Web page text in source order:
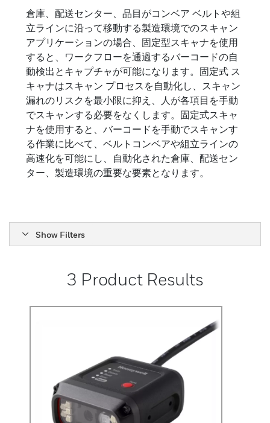
倉庫、配送センター、製造用途向けの固定式スキ
ャナ
倉庫、配送センター、品目がコンベア ベルトや組
立ラインに沿って移動する製造環境でのスキャン
アプリケーションの場合、固定型スキャナを使用
すると、ワークフローを通過するバーコードの自
動検出とキャプチャが可能になります。固定式 ス
キャナはスキャン プロセスを自動化し、スキャン
漏れのリスクを最小限に抑え、人が各項目を手動
でスキャンする必要をなくします。固定式スキャ
ナを使用すると、バーコードを手動でスキャンす
る作業に比べて、ベルトコンベアや組立ラインの
高速化を可能にし、自動化された倉庫、配送セン
ター、製造環境の重要な要素となります。
Show Filters
3 Product Results